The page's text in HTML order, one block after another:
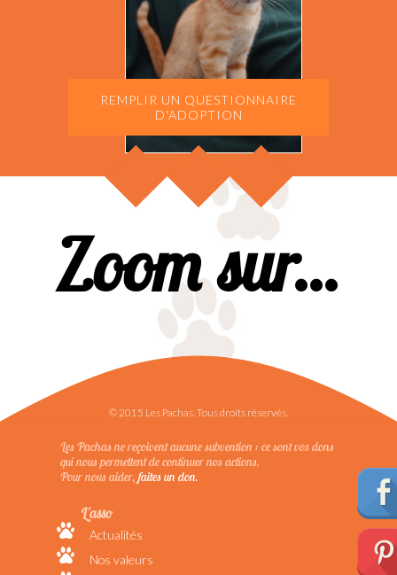
REMPLIR UN QUESTIONNAIRE
D'ADOPTION
Zoom sur...
© 2015 Les Pachas. Tous droits réservés.
Les Pachas ne reçoivent aucune subvention : ce sont vos dons
qui nous permettent de continuer nos actions.
Pour nous aider, faites un don.
L'asso
Actualités
Nos valeurs